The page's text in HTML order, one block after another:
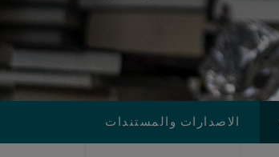
الاصدارات والمستندات